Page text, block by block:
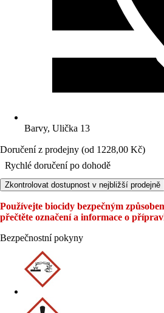
Barvy, Ulička 13
Doručení z prodejny (od 1228,00 Kč)
Rychlé doručení po dohodě
Zkontrolovat dostupnost v nejbližší prodejně
Používejte biocidy bezpečným
přečtěte označení a informace o
Bezpečnostní pokyny